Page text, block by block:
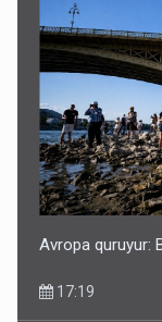
Avropa quruyur:
17:19